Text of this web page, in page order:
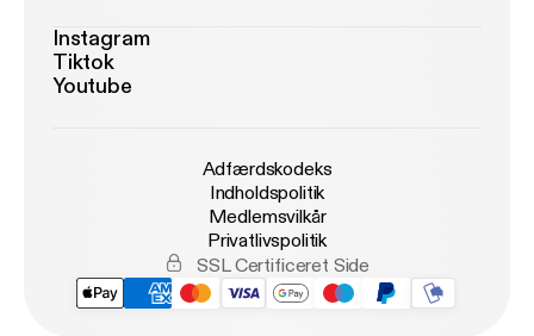
Instagram
Tiktok
Youtube
Adfærdskodeks
Indholdspolitik
Medlemsvilkår
Privatlivspolitik
SSL Certificeret Side